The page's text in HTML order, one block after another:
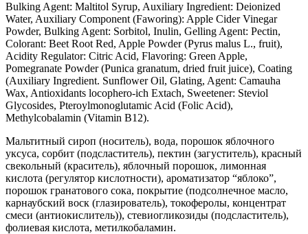
Bulking Agent: Maltitol Syrup, Auxiliary Ingredient: Deionized
Water, Auxiliary Component (Faworing): Apple Cider Vinegar
Powder, Bulking Agent: Sorbitol, Inulin, Gelling Agent: Pectin,
Colorant: Beet Root Red, Apple Powder (Pyrus malus L., fruit),
Acidity Regulator: Citric Acid, Flavoring: Green Apple,
Pomegranate Powder (Punica granatum, dried fruit juice), Coating
(Auxiliary Ingredient. Sunflower Oil, Glating, Agent: Camauha
Wax, Antioxidants locophero-ich Extach, Sweetener: Steviol
Glycosides, Pteroylmonoglutamic Acid (Folic Acid),
Methylcobalamin (Vitamin B12).
Мальтитный сироп (носитель), вода, порошок яблочного
уксуса, сорбит (подсластитель), пектин (загуститель), красный
свекольный (краситель), яблочный порошок, лимонная
кислота (регулятор кислотности), ароматизатор “яблоко”,
порошок гранатового сока, покрытие (подсолнечное масло,
карнаубский воск (глазирователь), токоферолы, концентрат
смеси (антиокислитель)), стевиогликозиды (подсластитель),
фолиевая кислота, метилкобаламин.